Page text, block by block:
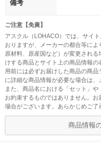
備考
ご注意【免責】
アスクル（LOHACO）では、サイ
おりますが、メーカーの都合等によ
原材料、原産国など）が変更され
けする商品とサイト上の商品情報
用前には必ずお届けした商品の商
に詳細な商品情報が必要な場合は、
また、商品名における「セット」
お約束するものではありません。
場合がございます。あらかじめご了
商品情報